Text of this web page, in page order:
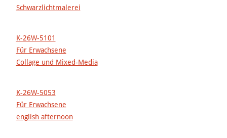
Schwarzlichtmalerei
K-26W-5101
Für Erwachsene
Collage und Mixed-Media
K-26W-5053
Für Erwachsene
english afternoon